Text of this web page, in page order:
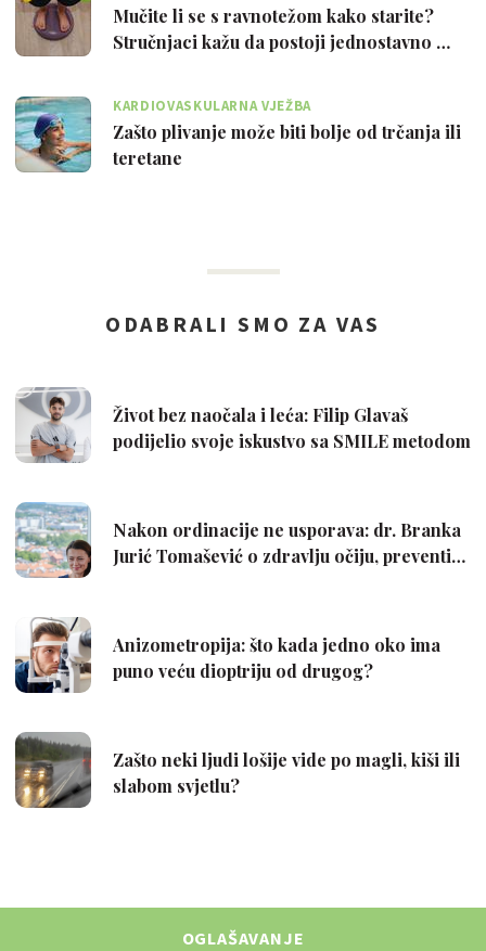
Mučite li se s ravnotežom kako starite?
Stručnjaci kažu da postoji jednostavno …
KARDIOVASKULARNA VJEŽBA
Zašto plivanje može biti bolje od trčanja ili
teretane
OGLAŠAVANJE